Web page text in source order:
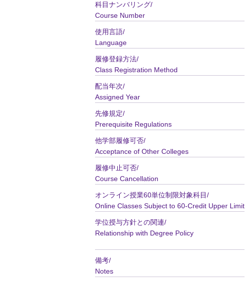
科目ナンバリング/
Course Number
使用言語/
Language
履修登録方法/
Class Registration Method
配当年次/
Assigned Year
先修規定/
Prerequisite Regulations
他学部履修可否/
Acceptance of Other Colleges
履修中止可否/
Course Cancellation
オンライン授業60単位制限対象科目/
Online Classes Subject to 60-Credit Upper Limit
学位授与方針との関連/
Relationship with Degree Policy
備考/
Notes